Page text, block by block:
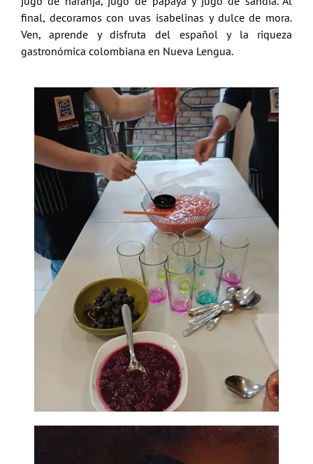
final, decoramos con uvas isabelinas y dulce de mora.
Ven, aprende y disfruta del español y la riqueza
gastronómica colombiana en Nueva Lengua.